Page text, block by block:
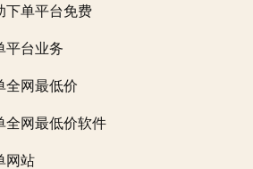
下单平台免费
平台业务
全网最低价
全网最低价软件
网站